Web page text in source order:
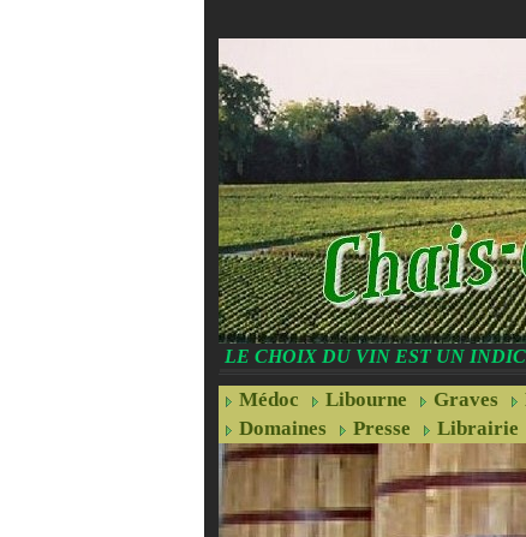
LE CHOIX DU VIN EST UN
Médoc Libourne Graves
Domaines
Presse Librairie